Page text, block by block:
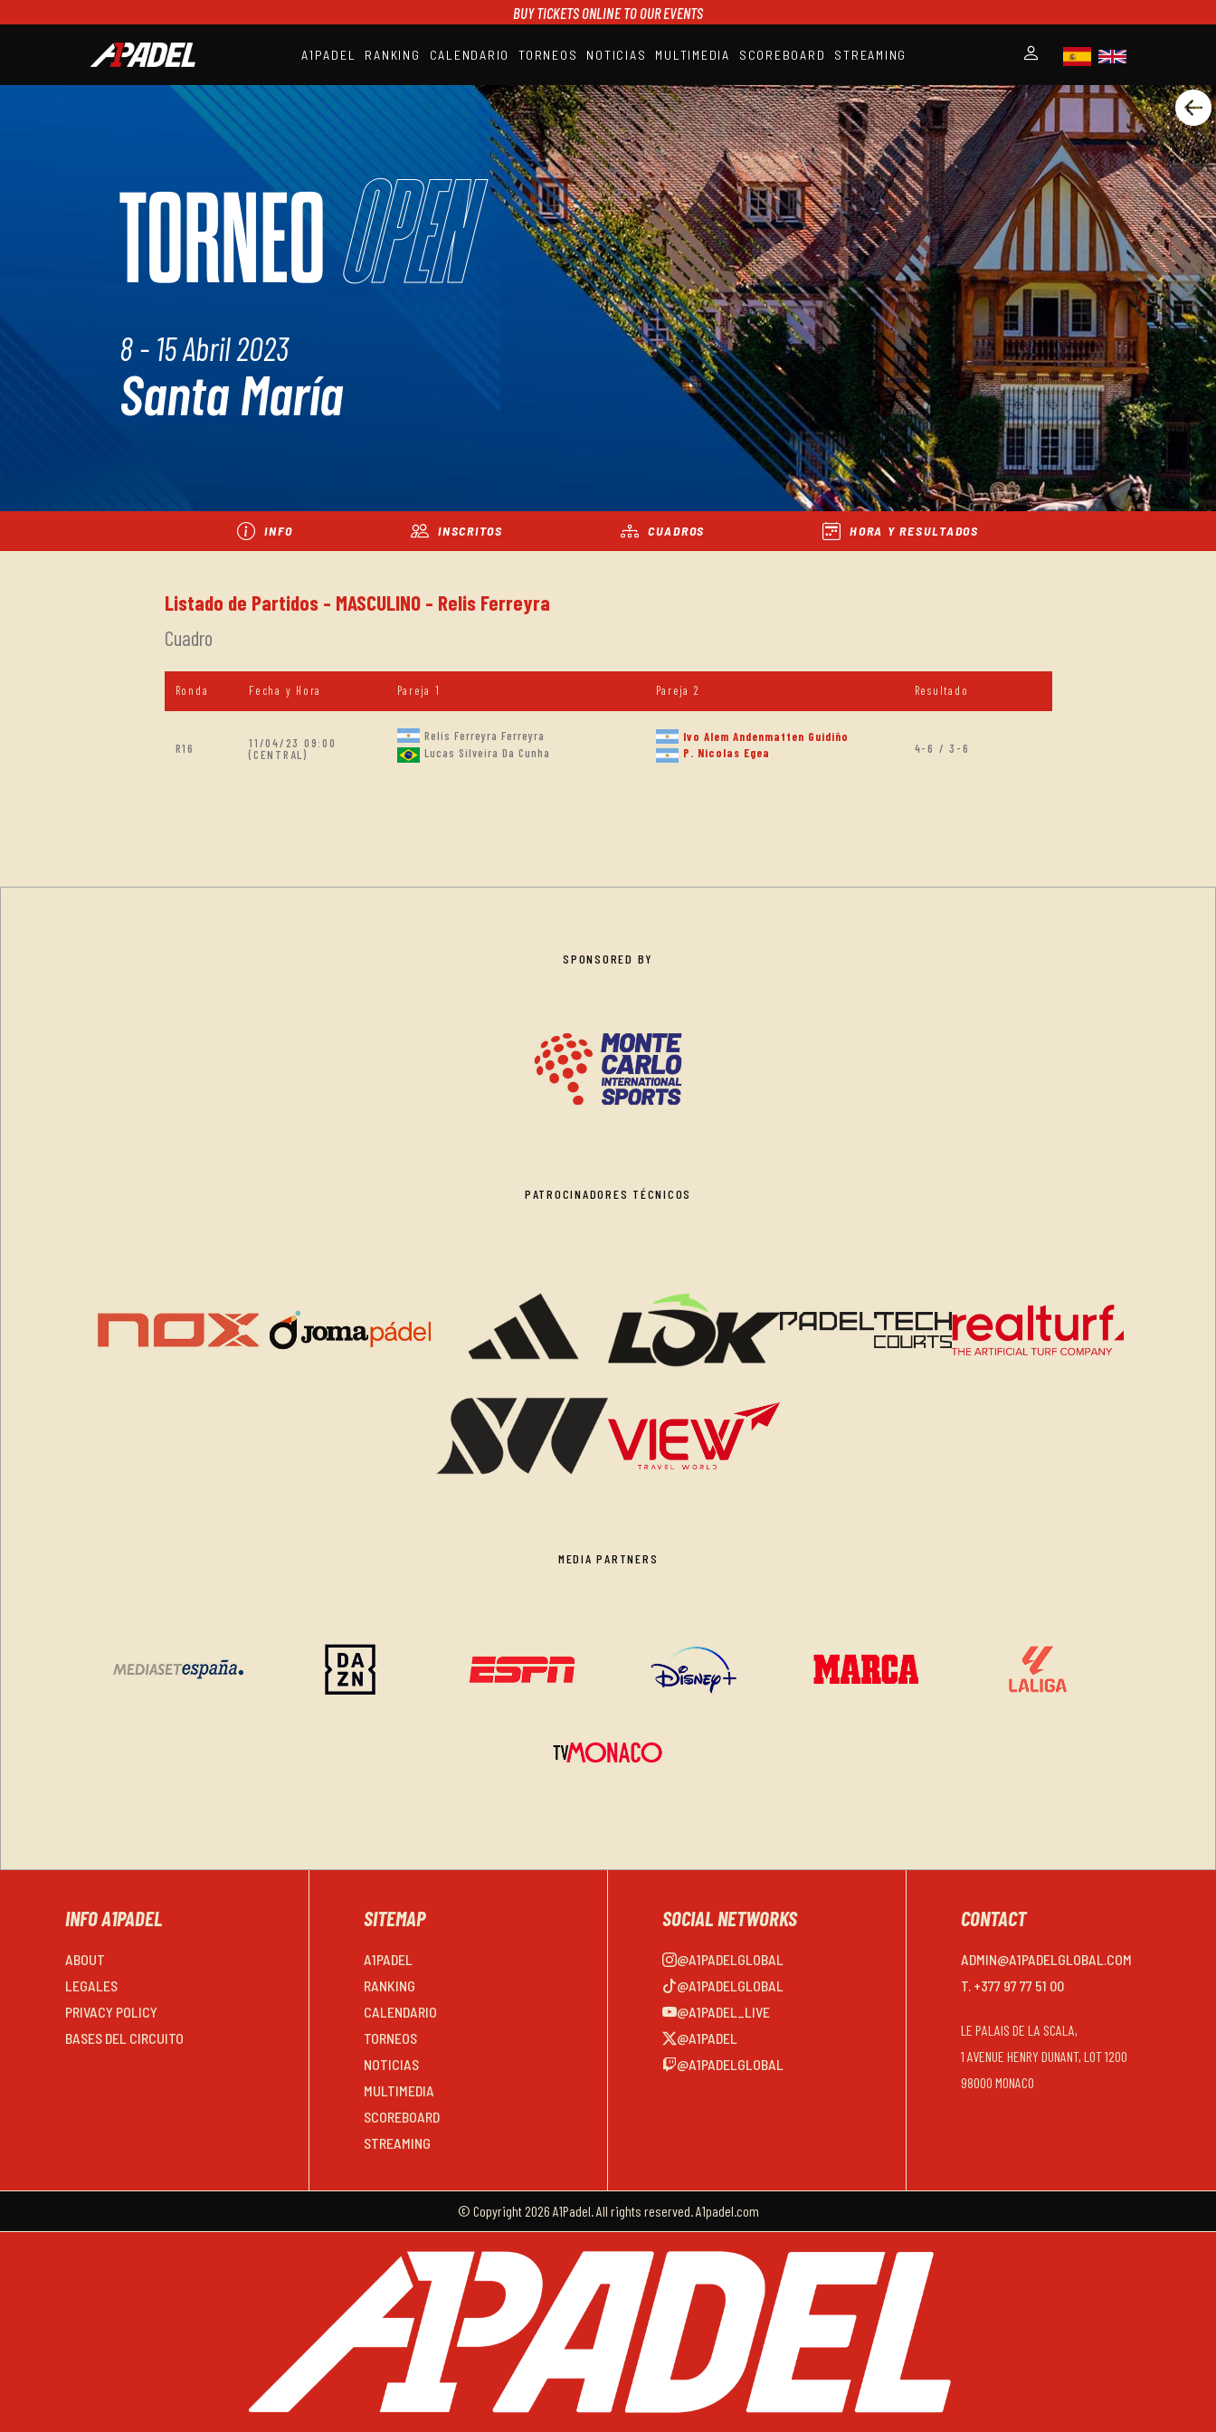
BUY TICKETS ONLINE TO OUR EVENTS
A1PADEL RANKING CALENDARIO TORNEOS NOTICIAS MULTIMEDIA SCOREBOARD STREAMING
A1PADEL
RANKING
CALENDARIO
TORNEOS
NOTICIAS
MULTIMEDIA
SCOREBOARD
STREAMING
TORNEOOpen
8 - 15 Abril 2023
Santa María
INFO INSCRITOS CUADROS HORA Y RESULTADOS
Listado de Partidos - MASCULINO - Relis Ferreyra
Cuadro
Ronda Fecha y Hora Pareja 1 Pareja 2 Resultado
R16
11/04/23 09:00
(CENTRAL)
Relis Ferreyra Ferreyra
Lucas Silveira Da Cunha
Ivo Alem Andenmatten Guidiño
P. Nicolas Egea
4-6 / 3-6
SPONSORED BY
PATROCINADORES TÉCNICOS
MEDIA PARTNERS
INFO A1PADEL
ABOUT
LEGALES
PRIVACY POLICY
BASES DEL CIRCUITO
SITEMAP
A1PADEL
RANKING
CALENDARIO
TORNEOS
NOTICIAS
MULTIMEDIA
SCOREBOARD
STREAMING
SOCIAL NETWORKS
@A1PADELGLOBAL
@A1PADELGLOBAL
@A1PADEL_LIVE
@A1PADEL
@A1PADELGLOBAL
CONTACT
ADMIN@A1PADELGLOBAL.COM
T. +377 97 77 51 00
LE PALAIS DE LA SCALA,
1 AVENUE HENRY DUNANT, LOT 1200
98000 MONACO
© Copyright 2026 A1Padel. All rights reserved. A1padel.com